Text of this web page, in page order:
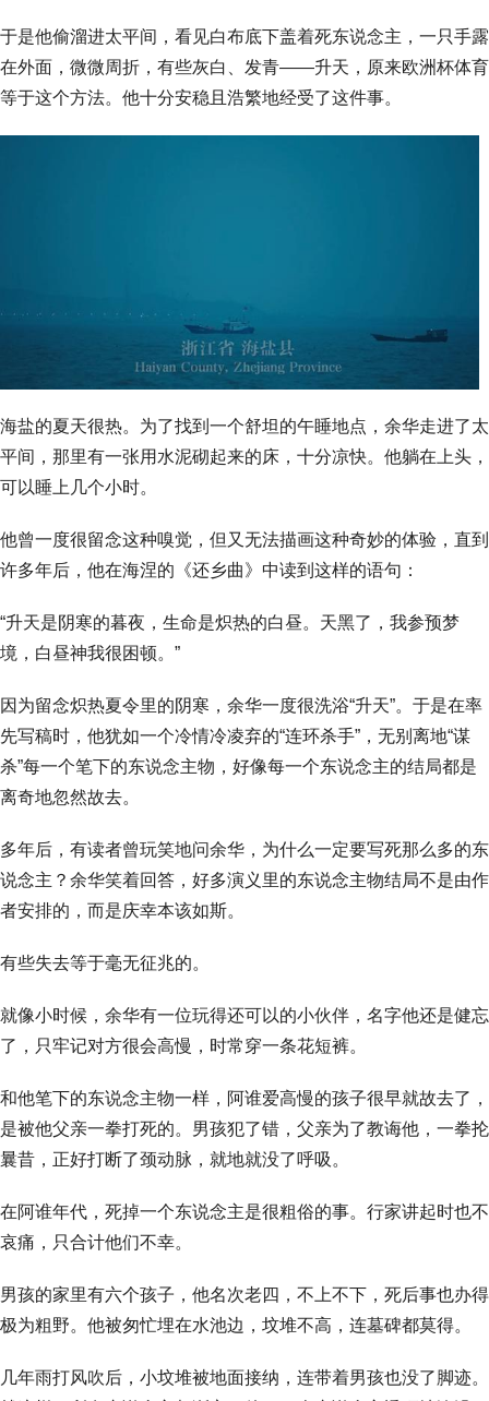
于是他偷溜进太平间，看见白布底下盖着死东说念主，一只手露
在外面，微微周折，有些灰白、发青——升天，原来欧洲杯体育
等于这个方法。他十分安稳且浩繁地经受了这件事。
海盐的夏天很热。为了找到一个舒坦的午睡地点，余华走进了太
平间，那里有一张用水泥砌起来的床，十分凉快。他躺在上头，
可以睡上几个小时。
他曾一度很留念这种嗅觉，但又无法描画这种奇妙的体验，直到
许多年后，他在海涅的《还乡曲》中读到这样的语句：
“升天是阴寒的暮夜，生命是炽热的白昼。天黑了，我参预梦
境，白昼神我很困顿。”
因为留念炽热夏令里的阴寒，余华一度很洗浴“升天”。于是在率
先写稿时，他犹如一个冷情冷凌弃的“连环杀手”，无别离地“谋
杀”每一个笔下的东说念主物，好像每一个东说念主的结局都是
离奇地忽然故去。
多年后，有读者曾玩笑地问余华，为什么一定要写死那么多的东
说念主？余华笑着回答，好多演义里的东说念主物结局不是由作
者安排的，而是庆幸本该如斯。
有些失去等于毫无征兆的。
就像小时候，余华有一位玩得还可以的小伙伴，名字他还是健忘
了，只牢记对方很会高慢，时常穿一条花短裤。
和他笔下的东说念主物一样，阿谁爱高慢的孩子很早就故去了，
是被他父亲一拳打死的。男孩犯了错，父亲为了教诲他，一拳抡
曩昔，正好打断了颈动脉，就地就没了呼吸。
在阿谁年代，死掉一个东说念主是很粗俗的事。行家讲起时也不
哀痛，只合计他们不幸。
男孩的家里有六个孩子，他名次老四，不上不下，死后事也办得
极为粗野。他被匆忙埋在水池边，坟堆不高，连墓碑都莫得。
几年雨打风吹后，小坟堆被地面接纳，连带着男孩也没了脚迹。